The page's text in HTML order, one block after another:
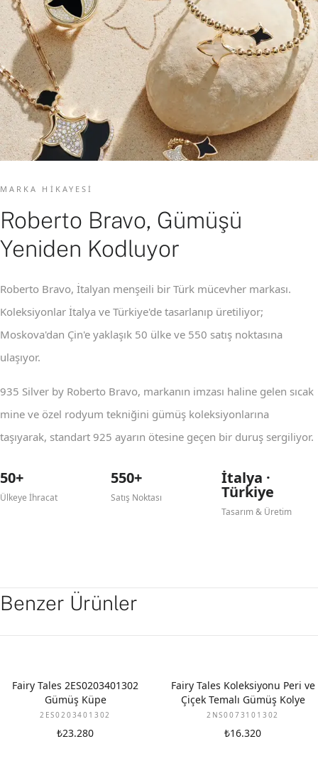
MARKA HIKAYESI
Roberto Bravo, Gümüşü
Yeniden Kodluyor
Roberto Bravo, İtalyan menşeili bir Türk mücevher markası.
Koleksiyonlar İtalya ve Türkiye'de tasarlanıp üretiliyor;
Moskova'dan Çin'e yaklaşık 50 ülke ve 550 satış noktasına
ulaşıyor.
935 Silver by Roberto Bravo, markanın imzası haline gelen sıcak
mine ve özel rodyum tekniğini gümüş koleksiyonlarına
taşıyarak, standart 925 ayarın ötesine geçen bir duruş sergiliyor.
50+
Ülkeye İhracat
550+
Satış Noktası
İtalya ·
Türkiye
Tasarım & Üretim
Benzer Ürünler
Fairy Tales 2ES0203401302
Gümüş Küpe
2ES0203401302
₺23.280
Fairy Tales Koleksiyonu Peri ve
Çiçek Temalı Gümüş Kolye
2NS0073101302
₺16.320